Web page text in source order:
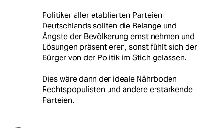
Politiker aller etablierten Parteien
Deutschlands sollten die Belange und
Ängste der Bevölkerung ernst nehmen und
Lösungen präsentieren, sonst fühlt sich der
Bürger von der Politik im Stich gelassen.
Dies wäre dann der ideale Nährboden
Rechtspopulisten und andere erstarkende
Parteien.